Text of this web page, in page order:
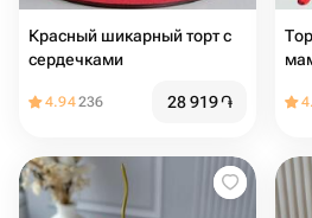
Красный шикарный торт с
сердечками
4.94236 28 919֏